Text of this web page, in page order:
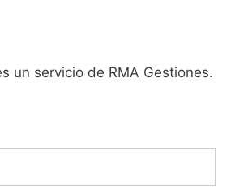
un servicio de RMA Gestiones.